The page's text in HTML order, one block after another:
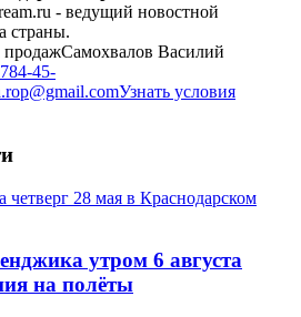
- ведущий новостной
страны.
продажСамохвалов Василий
45-
Узнать условия
утром 6 августа
на полёты